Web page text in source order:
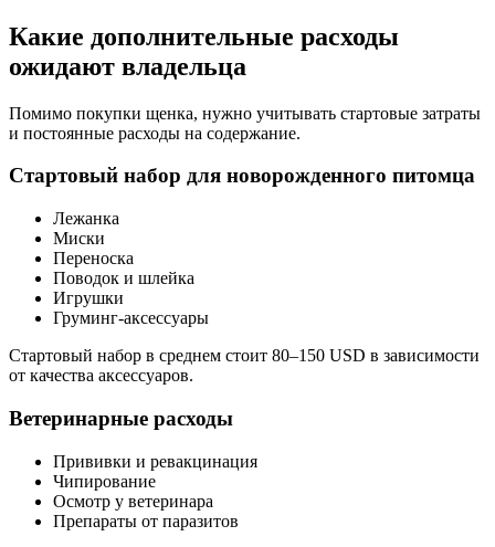
Какие дополнительные расходы
ожидают владельца
Помимо покупки щенка, нужно учитывать стартовые затраты
и постоянные расходы на содержание.
Стартовый набор для новорожденного питомца
Лежанка
Миски
Переноска
Поводок и шлейка
Игрушки
Груминг-аксессуары
Стартовый набор в среднем стоит 80–150 USD в зависимости
от качества аксессуаров.
Ветеринарные расходы
Прививки и ревакцинация
Чипирование
Осмотр у ветеринара
Препараты от паразитов